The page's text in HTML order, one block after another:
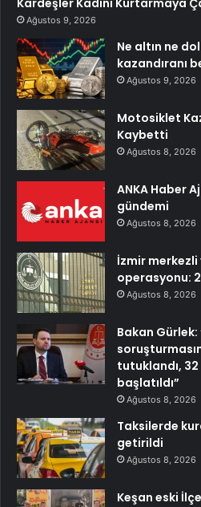
Kardeşler Kadını Kurtarmaya
Ağustos 9, 2026
Ne altın ne
kazandıranı
Ağustos 9, 2026
Motosiklet
Kaybetti
Ağustos 8, 2026
ANKA Haber
gündemi
Ağustos 8, 2026
İzmir merkezli
operasyonu:
Ağustos 8, 2026
Bakan
tutuklandı,
başlatıldı”
Ağustos 8, 2026
Taksilerde
getirildi
Ağustos 8, 2026
Keşan eski